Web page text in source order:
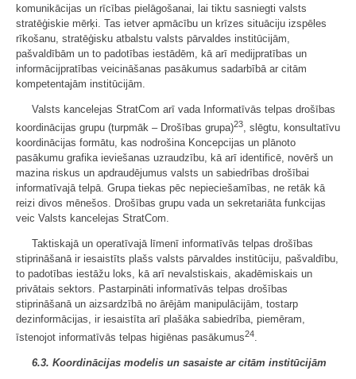
komunikācijas un rīcības pielāgošanai, lai tiktu sasniegti valsts
stratēģiskie mērķi. Tas ietver apmācību un krīzes situāciju izspēles
rīkošanu, stratēģisku atbalstu valsts pārvaldes institūcijām,
pašvaldībām un to padotības iestādēm, kā arī medijpratības un
informācijpratības veicināšanas pasākumus sadarbībā ar citām
kompetentajām institūcijām.
Valsts kancelejas StratCom arī vada Informatīvās telpas drošības
koordinācijas grupu (turpmāk – Drošības grupa)23, slēgtu, konsultatīvu
koordinācijas formātu, kas nodrošina Koncepcijas un plānoto
pasākumu grafika ieviešanas uzraudzību, kā arī identificē, novērš un
mazina riskus un apdraudējumus valsts un sabiedrības drošībai
informatīvajā telpā. Grupa tiekas pēc nepieciešamības, ne retāk kā
reizi divos mēnešos. Drošības grupu vada un sekretariāta funkcijas
veic Valsts kancelejas StratCom.
Taktiskajā un operatīvajā līmenī informatīvās telpas drošības
stiprināšanā ir iesaistīts plašs valsts pārvaldes institūciju, pašvaldību,
to padotības iestāžu loks, kā arī nevalstiskais, akadēmiskais un
privātais sektors. Pastarpināti informatīvās telpas drošības
stiprināšanā un aizsardzībā no ārējām manipulācijām, tostarp
dezinformācijas, ir iesaistīta arī plašāka sabiedrība, piemēram,
īstenojot informatīvās telpas higiēnas pasākumus24.
6.3. Koordinācijas modelis un sasaiste ar citām institūcijām